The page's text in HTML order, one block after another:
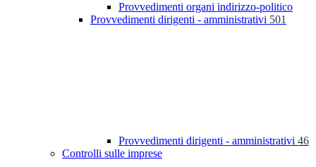
Provvedimenti organi indirizzo-politico
Provvedimenti dirigenti - amministrativi 501
Provvedimenti dirigenti - amministrativi 46
Controlli sulle imprese